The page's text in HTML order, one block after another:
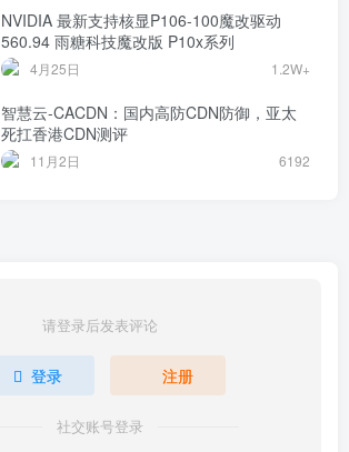
NVIDIA 最新支持核显P106-100魔改驱动
560.94 雨糖科技魔改版 P10x系列
4月25日 1.2W+
智慧云-CACDN：国内高防CDN防御，亚太
死扛香港CDN测评
11月2日 6192
请登录后发表评论
登录 注册
社交账号登录